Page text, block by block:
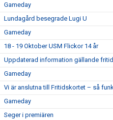
Gameday
Lundagård besegrade Lugi U
Gameday
18 - 19 Oktober USM Flickor 14 år
Uppdaterad information gällande
Gameday
Vi är anslutna till Fritidskortet – så
Gameday
Seger i premiären